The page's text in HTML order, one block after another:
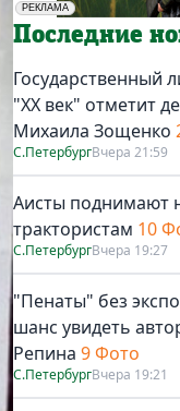
РЕКЛАМА
Социальная реклама
Последние
Государственный
"ХХ век" отметит
Михаила Зощенко
С.ПетербургВчера 21:59
Аисты поднимают
трактористам 10
С.ПетербургВчера 19:27
"Пенаты" без
шанс увидеть
Репина 9 Фото
С.ПетербургВчера 19:21